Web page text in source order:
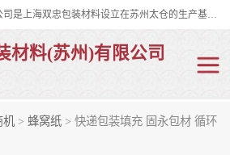
双忠包装材料（苏州）有限公司是上海双忠包装材料设立在苏州太仓的生产基地，占地约2万平米，产品主要有打孔缠绕膜，拉伸蜂窝纸，集装箱充气袋，滑托板，打包带，裹包网兜，防滑纸等箱体和托盘的运输和保护性包材。固永包材®，GooYon Pack®，是我们保护性包装材料的专属品牌。
材料(苏州)有限公司
机 > 蜂窝纸 > 快递包装填充 固永包材 循环